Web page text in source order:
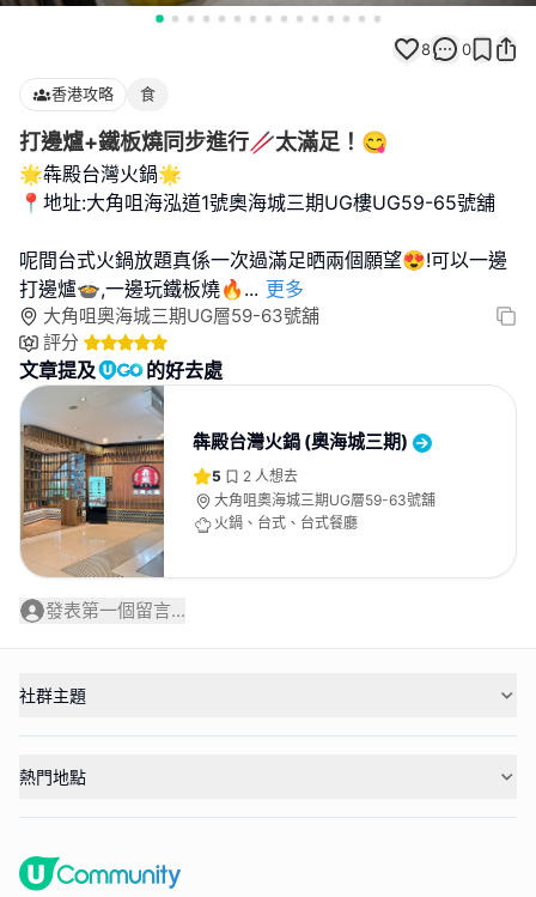
8 0
香港攻略 食
打邊爐+鐵板燒同步進行🥢太滿足！😋
🌟犇殿台灣火鍋🌟
📍地址:大角咀海泓道1號奧海城三期UG樓UG59-65號舖
呢間台式火鍋放題真係一次過滿足晒兩個願望😍!可以一邊
打邊爐🍲,一邊玩鐵板燒🔥 ... 更多
大角咀奧海城三期UG層59-63號舖
評分
文章提及 的好去處
犇殿台灣火鍋 (奧海城三期)
5 2 人想去
大角咀奧海城三期UG層59-63號舖
火鍋、台式、台式餐廳
發表第一個留言...
社群主題
熱門地點